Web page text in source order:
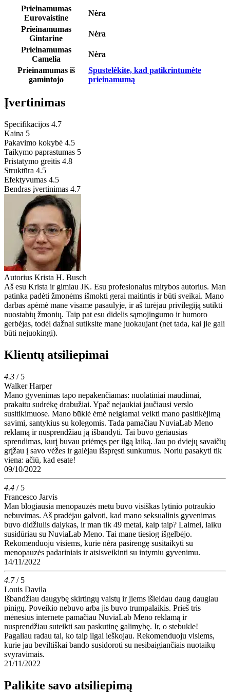
Prieinamumas
Eurovaistine
Nėra
Prieinamumas
Gintarine
Nėra
Prieinamumas
Camelia
Nėra
Prieinamumas iš
gamintojo
Spustelėkite, kad patikrintumėte
prieinamumą
Įvertinimas
Specifikacijos 4.7
Kaina 5
Pakavimo kokybė 4.5
Taikymo paprastumas 5
Pristatymo greitis 4.8
Struktūra 4.5
Efektyvumas 4.5
Bendras įvertinimas 4.7
Autorius Krista H. Busch
Aš esu Krista ir gimiau JK. Esu profesionalus mitybos autorius. Man
patinka padėti žmonėms išmokti gerai maitintis ir būti sveikai. Mano
darbas apėmė mane visame pasaulyje, ir aš turėjau privilegiją sutikti
nuostabių žmonių. Taip pat esu didelis sąmojingumo ir humoro
gerbėjas, todėl dažnai sutiksite mane juokaujant (net tada, kai jie gali
būti nejuokingi).
Klientų atsiliepimai
4.3 / 5
Walker Harper
Mano gyvenimas tapo nepakenčiamas: nuolatiniai maudimai,
prakaitu sudrėkę drabužiai. Ypač nejaukiai jaučiausi verslo
susitikimuose. Mano būklė ėmė neigiamai veikti mano pasitikėjimą
savimi, santykius su kolegomis. Tada pamačiau NuviaLab Meno
reklamą ir nusprendžiau ją išbandyti. Tai buvo geriausias
sprendimas, kurį buvau priėmęs per ilgą laiką. Jau po dviejų savaičių
grįžau į savo vėžes ir galėjau išspręsti sunkumus. Noriu pasakyti tik
viena: ačiū, kad esate!
09/10/2022
4.4 / 5
Francesco Jarvis
Man blogiausia menopauzės metu buvo visiškas lytinio potraukio
nebuvimas. Aš pradėjau galvoti, kad mano seksualinis gyvenimas
buvo didžiulis dalykas, ir man tik 49 metai, kaip taip? Laimei, laiku
susidūriau su NuviaLab Meno. Tai mane tiesiog išgelbėjo.
Rekomenduoju visiems, kurie nėra pasirengę susitaikyti su
menopauzės padariniais ir atsisveikinti su intymiu gyvenimu.
14/11/2022
4.7/ 5
Louis Davila
Išbandžiau daugybę skirtingų vaistų ir jiems išleidau daug daugiau
pinigų. Poveikio nebuvo arba jis buvo trumpalaikis. Prieš tris
mėnesius internete pamačiau NuviaLab Meno reklamą ir
nusprendžiau suteikti sau paskutinę galimybę. Ir, o stebukle!
Pagaliau radau tai, ko taip ilgai ieškojau. Rekomenduoju visiems,
kurie jau beviltiškai bando susidoroti su nesibaigiančiais nuotaikų
svyravimais.
21/11/2022
Palikite savo atsiliepimą